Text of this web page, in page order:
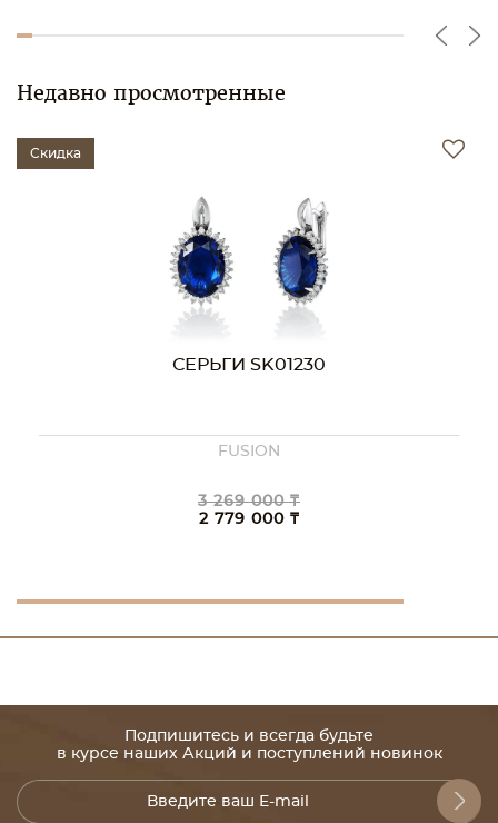
Недавно просмотренные
Скидка
СЕРЬГИ SK01230
FUSION
3 269 000 ₸
2 779 000 ₸
Подпишитесь и всегда будьте
в курсе наших Акций и поступлений новинок